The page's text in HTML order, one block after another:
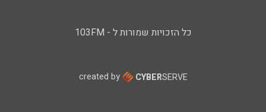
כל הזכויות שמורות ל - 103FM
created by CYBERSERVE